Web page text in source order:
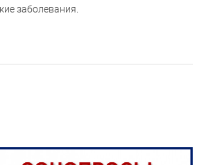
заболевания.